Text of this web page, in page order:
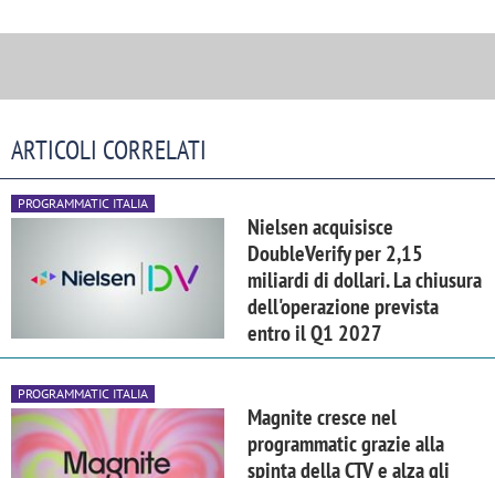
ARTICOLI CORRELATI
PROGRAMMATIC ITALIA
Nielsen acquisisce
DoubleVerify per 2,15
miliardi di dollari. La chiusura
dell'operazione prevista
entro il Q1 2027
PROGRAMMATIC ITALIA
Magnite cresce nel
programmatic grazie alla
spinta della CTV e alza gli